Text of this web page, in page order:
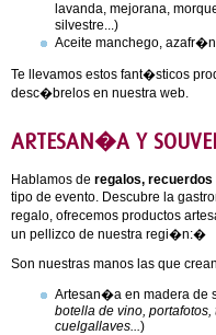
lavanda, mejorana,
silvestre...)
Aceite manchego,
Te llevamos estos fant�sticos
desc�brelos en nuestra web.
ARTESAN�A Y
Hablamos de regalos, recuerdos
tipo de evento. Descubre la
regalo, ofrecemos productos
un pellizco de nuestra regi�n:�
Son nuestras manos las que
Artesan�a en madera de
botella de vino,
cuelgallaves...)